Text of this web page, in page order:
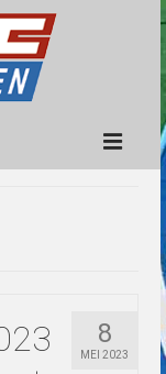
8
MEI 2023